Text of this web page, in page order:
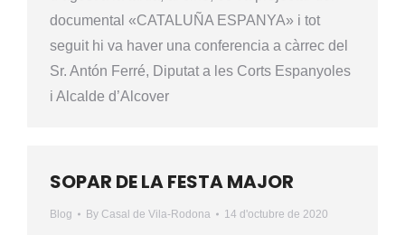
documental «CATALUÑA ESPANYA» i tot
seguit hi va haver una conferencia a càrrec del
Sr. Antón Ferré, Diputat a les Corts Espanyoles
i Alcalde d’Alcover
SOPAR DE LA FESTA MAJOR
Blog By Casal de Vila-Rodona 14 d'octubre de 2020